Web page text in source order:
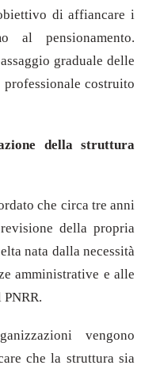
di affiancare i
al pensionamento.
graduale delle
costruito
della struttura
che circa tre anni
della propria
nata dalla necessità
amministrative e alle
vengono
che la struttura sia